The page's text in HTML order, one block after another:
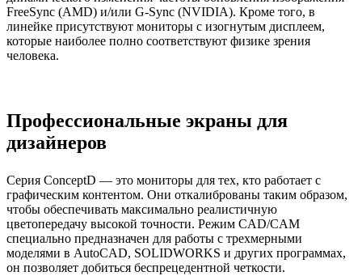
FreeSync (AMD) и/или G-Sync (NVIDIA). Кроме того, в
линейке присутствуют мониторы с изогнутым дисплеем,
которые наиболее полно соответствуют физике зрения
человека.
Профессиональные экраны для
дизайнеров
Серия ConceptD — это мониторы для тех, кто работает с
графическим контентом. Они откалиброваны таким образом,
чтобы обеспечивать максимально реалистичную
цветопередачу высокой точности. Режим CAD/CAM
специально предназначен для работы с трехмерными
моделями в AutoCAD, SOLIDWORKS и других программах,
он позволяет добиться беспрецедентной четкости.